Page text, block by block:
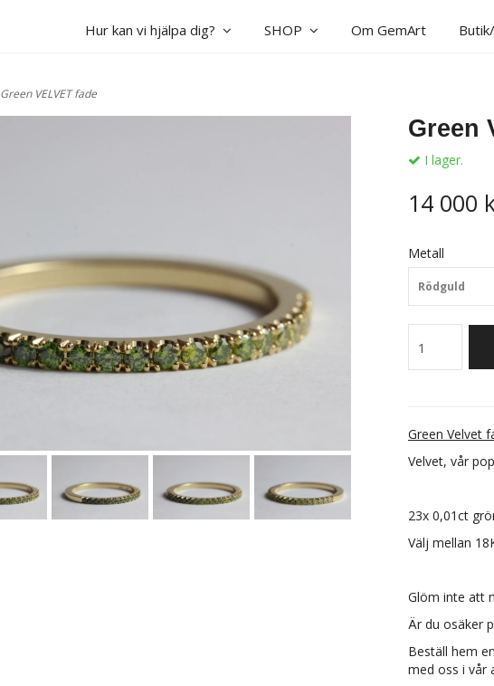
Green VELVET fade
Green
I lager.
14 000
Metall
Rödguld
Green Velvet
Velvet, vår
23x 0,01ct
Välj mellan
Glöm inte att
Är du osäker
Beställ hem
med oss i vår
Hur kan vi hjälpa dig? SHOP Om GemArt